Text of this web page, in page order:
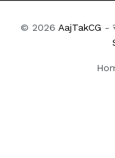
© 2026 AajTakCG -